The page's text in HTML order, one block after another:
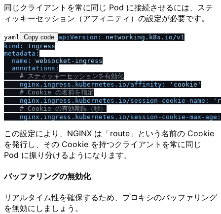
同じクライアントを常に同じ Pod に接続させるには、ステ
ィッキーセッション（アフィニティ）の設定が必要です。
yaml Copy code apiVersion: networking.k8s.io /v1
kind:
Ingress
metadata:
name:
websocket-ingress
annotations:
# スティッキーセッションを有効化
nginx.ingress.kubernetes.io /affinity:
'cookie'
# Cookie の名前を指定
nginx.ingress.kubernetes.io /session-cookie-name:
# Cookie の有効期限（秒）
nginx.ingress.kubernetes.io /session-cookie-max-age:
この設定により、NGINX は「route」という名前の Cookie
を発行し、その Cookie を持つクライアントを常に同じ
Pod に振り分けるようになります。
バッファリングの無効化
リアルタイム性を確保するため、プロキシのバッファリング
を無効にしましょう。